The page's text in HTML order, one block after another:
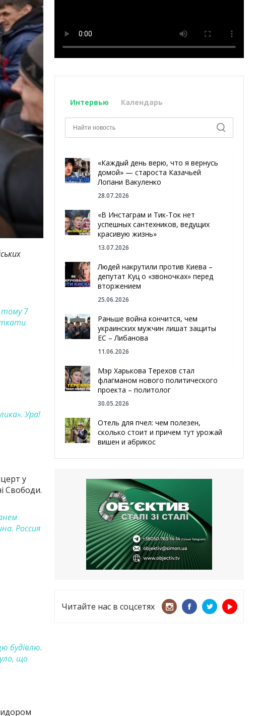
тому 7
Ура!
у
Свободи.
Россия
будівлю.
що
Интервью Календарь
«Каждый день верю, что я вернусь
домой» — староста Казачьей
Лопани Вакуленко
28.07.2026
«В Инстаграм и Тик-Ток нет
успешных сантехников, ведущих
красивую жизнь»
13.07.2026
Людей накрутили против Киева –
депутат Куц о «звоночках» перед
вторжением
25.06.2026
Раньше война кончится, чем
украинских мужчин лишат защиты
ЕС – Либанова
11.06.2026
Мэр Харькова Терехов стал
флагманом нового политического
проекта – политолог
30.05.2026
Отель для пчел: чем полезен,
сколько стоит и причем тут урожай
вишен и абрикос
Чугуева, города, который устоял,
несмотря ни на что
21.05.2026
«ТЦК нарушает закон? Пусть
платят!» Как благодаря штрафу
женщину сняли с учета
15.05.2026
Читайте нас в соцсетях